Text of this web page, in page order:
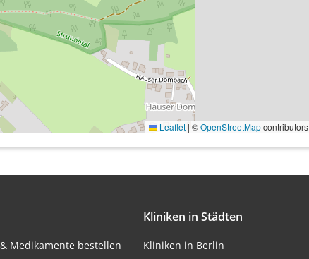
Leaflet | ©OpenStreetMapcontributors
Medikamente bestellen
Kliniken in Städten
Kliniken in Berlin
Daten aus